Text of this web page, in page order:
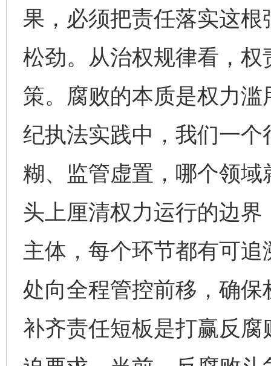
果，必须把责任落实这
松劲。从治权规律看，
策。腐败的本质是权力
纪执法实践中，我们一
糊、监管虚置，哪个领
头上厘清权力运行的边
主体，每个环节都有可
处向全程管控前移，确
补齐责任短板是打赢反